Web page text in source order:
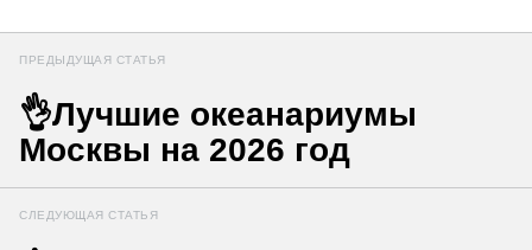
ПРЕДЫДУЩАЯ СТАТЬЯ
👌Лучшие океанариумы
Москвы на 2026 год
СЛЕДУЮЩАЯ СТАТЬЯ